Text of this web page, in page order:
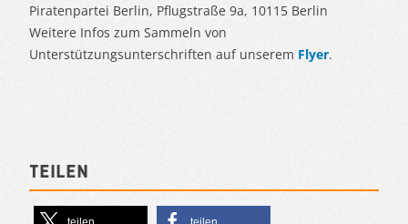
Piratenpartei Berlin, Pflugstraße 9a, 10115 Berlin
Weitere Infos zum Sammeln von
Unterstützungsunterschriften auf unserem Flyer.
Teilen